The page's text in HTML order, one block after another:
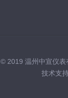
© 2019 温州中宣仪表
技术支持